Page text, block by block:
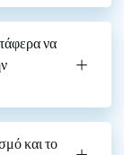
να
και το